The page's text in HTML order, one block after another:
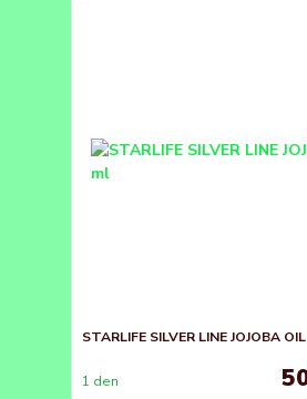
STARLIFE SILVER LINE JOJOBA
1 den